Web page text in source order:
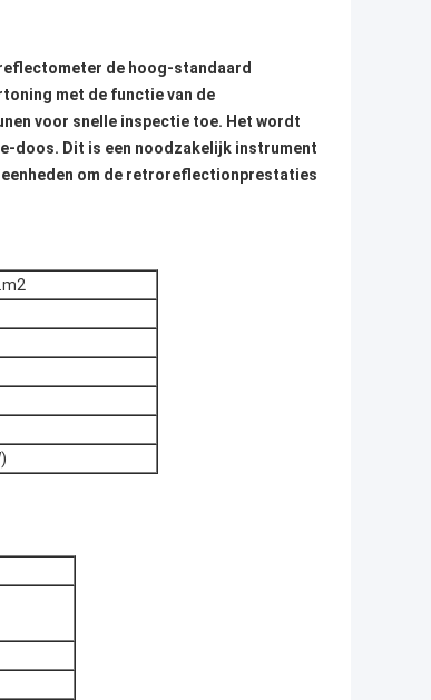
de hoog-standaard
met de functie van de
voor snelle inspectie toe. Het wordt
doos. Dit is een noodzakelijk instrument
om de retroreflectionprestaties